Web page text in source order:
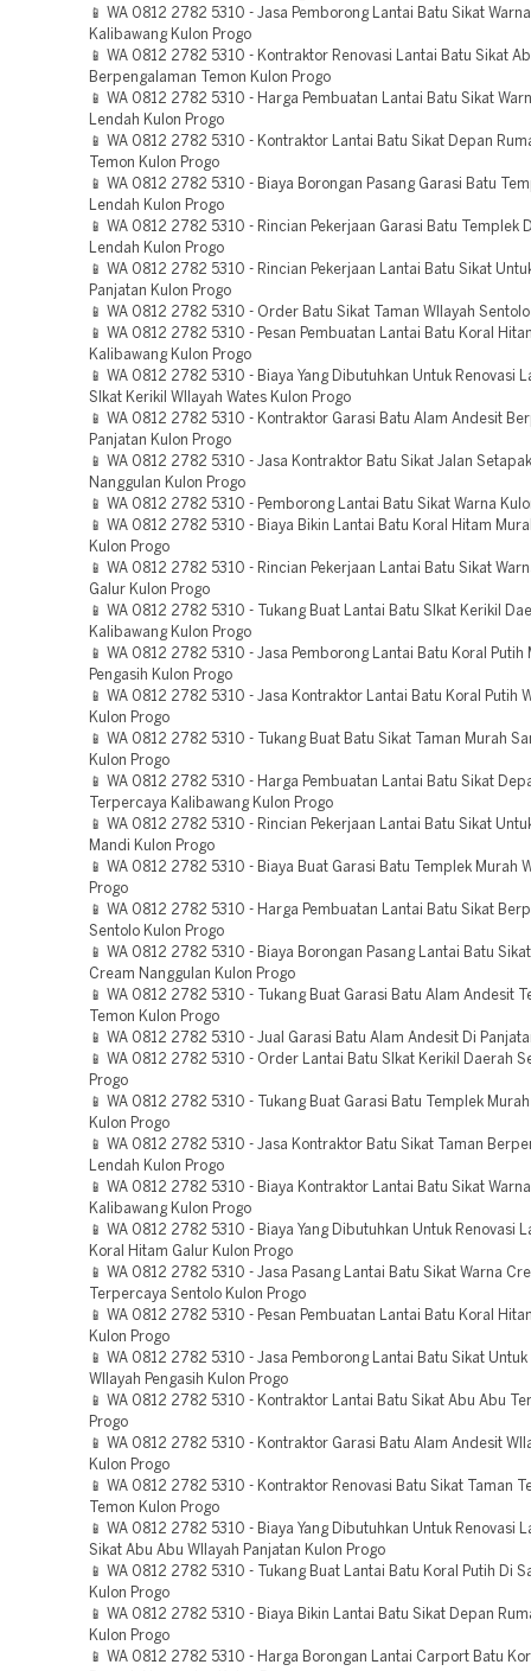
📱 WA 0812 2782 5310 - Jasa Pemborong Lantai Batu Sikat
Kalibawang Kulon Progo
📱 WA 0812 2782 5310 - Kontraktor Renovasi Lantai Batu Sikat
Berpengalaman Temon Kulon Progo
📱 WA 0812 2782 5310 - Harga Pembuatan Lantai Batu Sikat
Lendah Kulon Progo
📱 WA 0812 2782 5310 - Kontraktor Lantai Batu Sikat Depan
Temon Kulon Progo
📱 WA 0812 2782 5310 - Biaya Borongan Pasang Garasi Batu
Lendah Kulon Progo
📱 WA 0812 2782 5310 - Rincian Pekerjaan Garasi Batu Templek
Lendah Kulon Progo
📱 WA 0812 2782 5310 - Rincian Pekerjaan Lantai Batu Sikat
Panjatan Kulon Progo
📱 WA 0812 2782 5310 - Order Batu Sikat Taman WIlayah
📱 WA 0812 2782 5310 - Pesan Pembuatan Lantai Batu Koral
Kalibawang Kulon Progo
📱 WA 0812 2782 5310 - Biaya Yang Dibutuhkan Untuk Renovasi
SIkat Kerikil WIlayah Wates Kulon Progo
📱 WA 0812 2782 5310 - Kontraktor Garasi Batu Alam Andesit
Panjatan Kulon Progo
📱 WA 0812 2782 5310 - Jasa Kontraktor Batu Sikat Jalan
Nanggulan Kulon Progo
📱 WA 0812 2782 5310 - Pemborong Lantai Batu Sikat Warna
📱 WA 0812 2782 5310 - Biaya Bikin Lantai Batu Koral Hitam
Kulon Progo
📱 WA 0812 2782 5310 - Rincian Pekerjaan Lantai Batu Sikat
Galur Kulon Progo
📱 WA 0812 2782 5310 - Tukang Buat Lantai Batu SIkat Kerikil
Kalibawang Kulon Progo
📱 WA 0812 2782 5310 - Jasa Pemborong Lantai Batu Koral Putih
Pengasih Kulon Progo
📱 WA 0812 2782 5310 - Jasa Kontraktor Lantai Batu Koral Putih
Kulon Progo
📱 WA 0812 2782 5310 - Tukang Buat Batu Sikat Taman Murah
Kulon Progo
📱 WA 0812 2782 5310 - Harga Pembuatan Lantai Batu Sikat
Terpercaya Kalibawang Kulon Progo
📱 WA 0812 2782 5310 - Rincian Pekerjaan Lantai Batu Sikat
Mandi Kulon Progo
📱 WA 0812 2782 5310 - Biaya Buat Garasi Batu Templek Murah
Progo
📱 WA 0812 2782 5310 - Harga Pembuatan Lantai Batu Sikat
Sentolo Kulon Progo
📱 WA 0812 2782 5310 - Biaya Borongan Pasang Lantai Batu
Cream Nanggulan Kulon Progo
📱 WA 0812 2782 5310 - Tukang Buat Garasi Batu Alam Andesit
Temon Kulon Progo
📱 WA 0812 2782 5310 - Jual Garasi Batu Alam Andesit Di
📱 WA 0812 2782 5310 - Order Lantai Batu SIkat Kerikil Daerah
Progo
📱 WA 0812 2782 5310 - Tukang Buat Garasi Batu Templek
Kulon Progo
📱 WA 0812 2782 5310 - Jasa Kontraktor Batu Sikat Taman
Lendah Kulon Progo
📱 WA 0812 2782 5310 - Biaya Kontraktor Lantai Batu Sikat
Kalibawang Kulon Progo
📱 WA 0812 2782 5310 - Biaya Yang Dibutuhkan Untuk Renovasi
Koral Hitam Galur Kulon Progo
📱 WA 0812 2782 5310 - Jasa Pasang Lantai Batu Sikat Warna
Terpercaya Sentolo Kulon Progo
📱 WA 0812 2782 5310 - Pesan Pembuatan Lantai Batu Koral
Kulon Progo
📱 WA 0812 2782 5310 - Jasa Pemborong Lantai Batu Sikat Untuk
WIlayah Pengasih Kulon Progo
📱 WA 0812 2782 5310 - Kontraktor Lantai Batu Sikat Abu Abu
Progo
📱 WA 0812 2782 5310 - Kontraktor Garasi Batu Alam Andesit
Kulon Progo
📱 WA 0812 2782 5310 - Kontraktor Renovasi Batu Sikat Taman
Temon Kulon Progo
📱 WA 0812 2782 5310 - Biaya Yang Dibutuhkan Untuk Renovasi
Sikat Abu Abu WIlayah Panjatan Kulon Progo
📱 WA 0812 2782 5310 - Tukang Buat Lantai Batu Koral Putih Di
Kulon Progo
📱 WA 0812 2782 5310 - Biaya Bikin Lantai Batu Sikat Depan
Kulon Progo
📱 WA 0812 2782 5310 - Harga Borongan Lantai Carport Batu